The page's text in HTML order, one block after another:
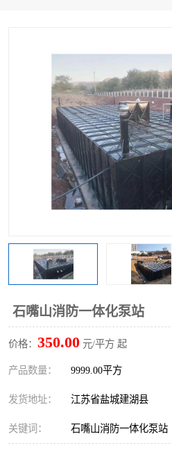
石嘴山消防一体化泵站
价格： 350.00 元/平方 起
产品数量： 9999.00平方
发货地址： 江苏省盐城建湖县
关键词： 石嘴山消防一体化泵站